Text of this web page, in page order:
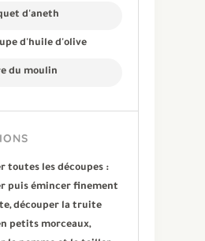
d'aneth
d'huile d'olive
du moulin
toutes les découpes :
puis émincer finement
découper la truite
petits morceaux,